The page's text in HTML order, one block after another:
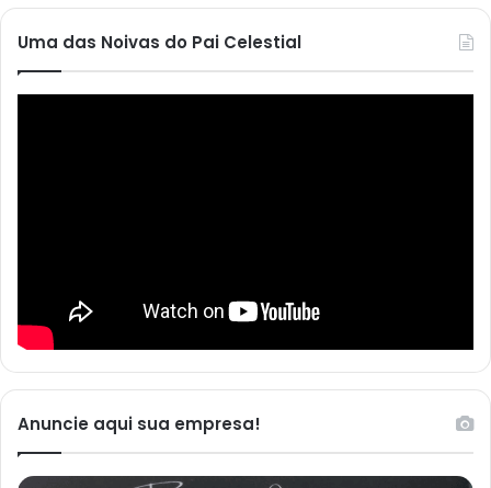
Uma das Noivas do Pai Celestial
Anuncie aqui sua empresa!